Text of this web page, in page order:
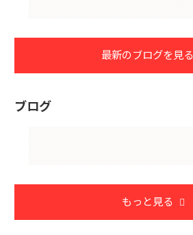
最新のブログを見る
ブログ
もっと見る